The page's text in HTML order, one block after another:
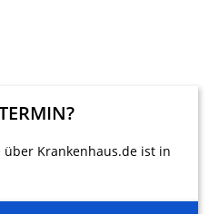
Krankenhaus.de ist in